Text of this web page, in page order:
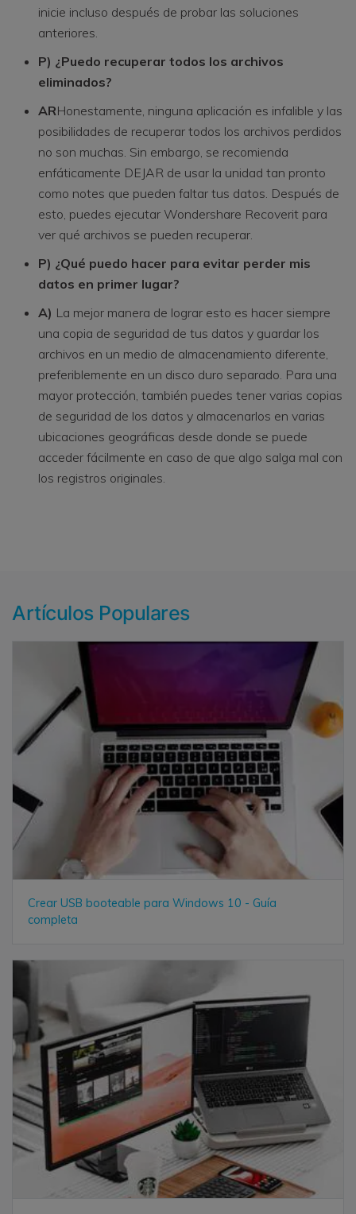
inicie incluso después de probar las soluciones
anteriores.
P) ¿Puedo recuperar todos los archivos
eliminados?
ARHonestamente, ninguna aplicación es infalible y las
posibilidades de recuperar todos los archivos perdidos
no son muchas. Sin embargo, se recomienda
enfáticamente DEJAR de usar la unidad tan pronto
como notes que pueden faltar tus datos. Después de
esto, puedes ejecutar Wondershare Recoverit para
ver qué archivos se pueden recuperar.
P) ¿Qué puedo hacer para evitar perder mis
datos en primer lugar?
A) La mejor manera de lograr esto es hacer siempre
una copia de seguridad de tus datos y guardar los
archivos en un medio de almacenamiento diferente,
preferiblemente en un disco duro separado. Para una
mayor protección, también puedes tener varias copias
de seguridad de los datos y almacenarlos en varias
ubicaciones geográficas desde donde se puede
acceder fácilmente en caso de que algo salga mal con
los registros originales.
Artículos Populares
Crear USB booteable para Windows 10 - Guía
completa